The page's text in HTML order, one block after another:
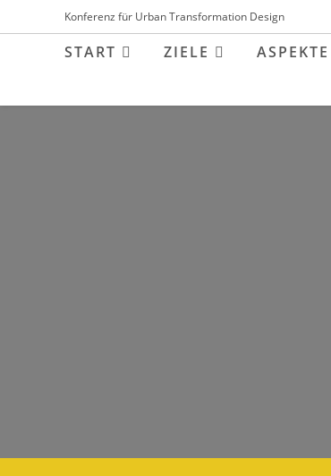
Inhalt
Konferenz für Urban Transformation Design
START ZIELE ASPEKTE